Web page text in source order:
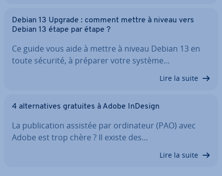
Debian 13 Upgrade : comment mettre à niveau vers
Debian 13 étape par étape ?
Ce guide vous aide à mettre à niveau Debian 13 en
toute sécurité, à préparer votre système…
Lire la suite
4 al­ter­na­tives gratuites à Adobe InDesign
La pu­bli­ca­tion assistée par or­di­na­teur (PAO) avec
Adobe est trop chère ? Il existe des…
Lire la suite